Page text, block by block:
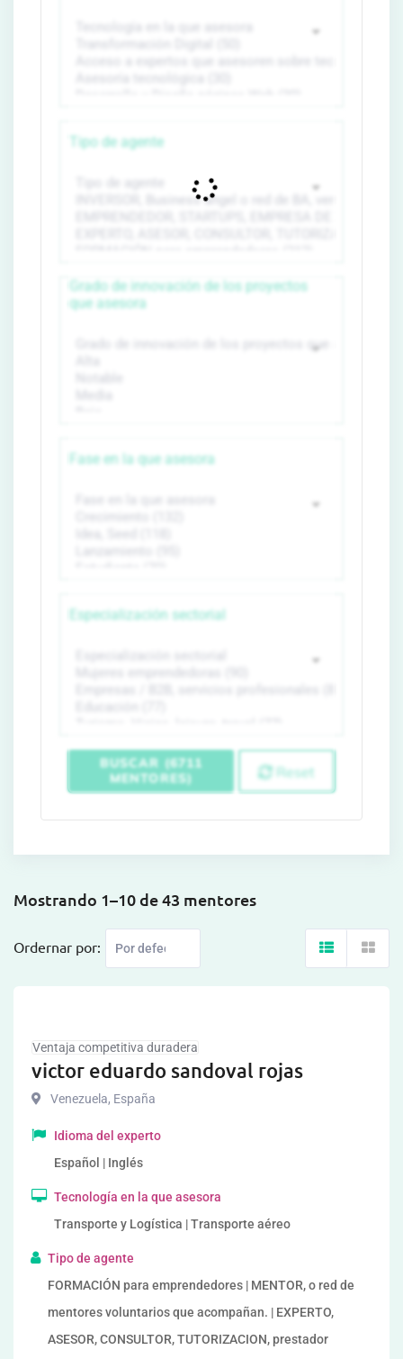
Tipo de agente
Grado de innovación de los proyectos
que asesora
Fase en la que asesora
Especialización sectorial
BUSCAR (6711
MENTORES)
Reset
Mostrando 1–10 de 43 mentores
Ordernar por:
Ventaja competitiva duradera
victor eduardo sandoval rojas
Venezuela, España
Idioma del experto
Español | Inglés
Tecnología en la que asesora
Transporte y Logística | Transporte aéreo
Tipo de agente
FORMACIÓN para emprendedores | MENTOR, o red de
mentores voluntarios que acompañan. | EXPERTO,
ASESOR, CONSULTOR, TUTORIZACION, prestador